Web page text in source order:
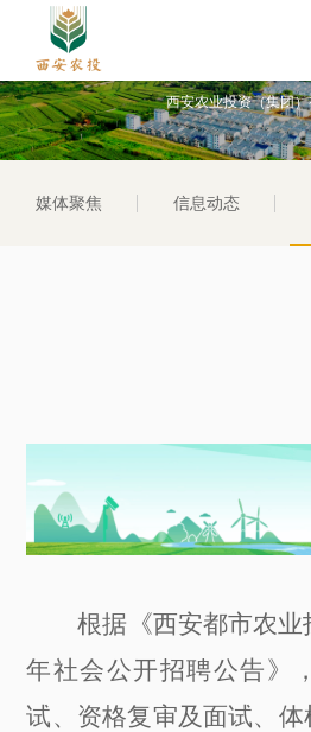
西安农业投资（集团
媒体聚焦 信息动态
根据《西安都市农业
年社会公开招聘公告》
试、资格复审及面试、体